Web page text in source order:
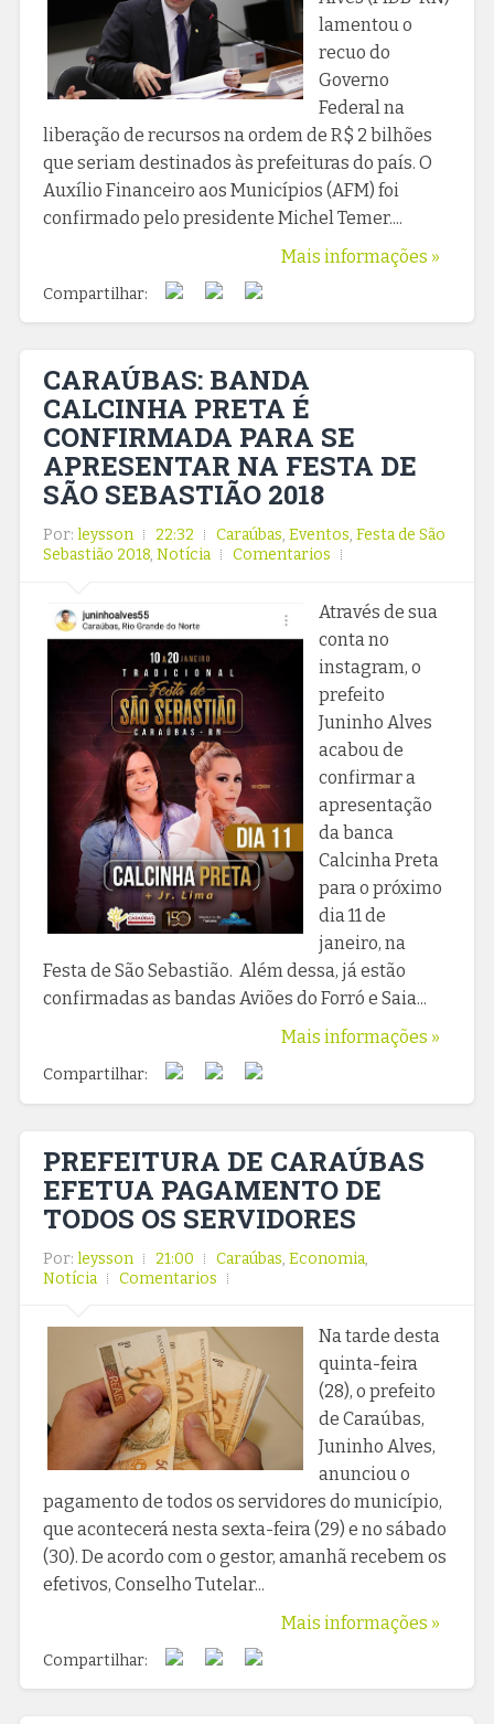
lamentou o
recuo do
Governo
Federal na
liberação de recursos na ordem de R$ 2 bilhões
que seriam destinados às prefeituras do país. O
Auxílio Financeiro aos Municípios (AFM) foi
confirmado pelo presidente Michel Temer....
Mais informações »
Compartilhar:
CARAÚBAS: BANDA
CALCINHA PRETA É
CONFIRMADA PARA SE
APRESENTAR NA FESTA DE
SÃO SEBASTIÃO 2018
Por: leysson 22:32 Caraúbas, Eventos, Festa de São
Sebastião 2018, Notícia Comentarios
Através de sua
conta no
instagram, o
prefeito
Juninho Alves
acabou de
confirmar a
apresentação
da banca
Calcinha Preta
para o próximo
dia 11 de
janeiro, na
Festa de São Sebastião. Além dessa, já estão
confirmadas as bandas Aviões do Forró e Saia...
Mais informações »
Compartilhar:
PREFEITURA DE CARAÚBAS
EFETUA PAGAMENTO DE
TODOS OS SERVIDORES
Por: leysson 21:00 Caraúbas, Economia,
Notícia
Comentarios
Na tarde desta
quinta-feira
(28), o prefeito
de Caraúbas,
Juninho Alves,
anunciou o
pagamento de todos os servidores do município,
que acontecerá nesta sexta-feira (29) e no sábado
(30). De acordo com o gestor, amanhã recebem os
efetivos, Conselho Tutelar...
Mais informações »
Compartilhar: